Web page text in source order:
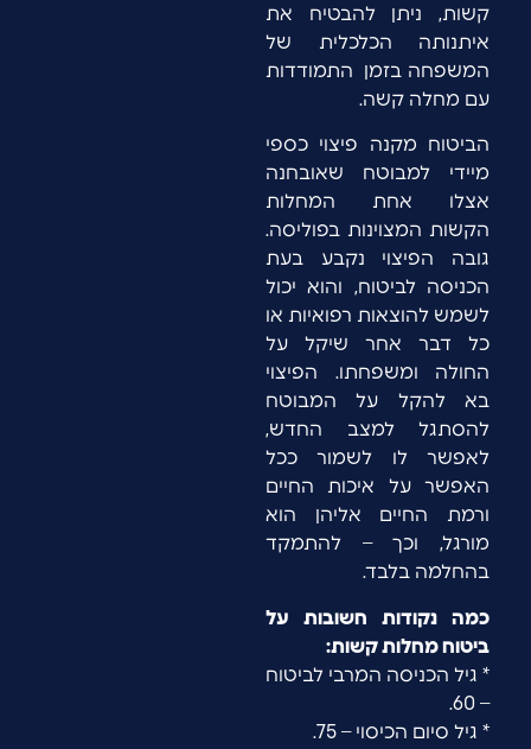
קשות, ניתן להבטיח את
איתנותה הכלכלית של
המשפחה בזמן התמודדות
עם מחלה קשה.
הביטוח מקנה פיצוי כספי
מיידי למבוטח שאובחנה
אצלו אחת המחלות
הקשות המצוינות בפוליסה.
גובה הפיצוי נקבע בעת
הכניסה לביטוח, והוא יכול
לשמש להוצאות רפואיות או
כל דבר אחר שיקל על
החולה ומשפחתו. הפיצוי
בא להקל על המבוטח
להסתגל למצב החדש,
לאפשר לו לשמור ככל
האפשר על איכות החיים
ורמת החיים אליהן הוא
מורגל, וכך – להתמקד
בהחלמה בלבד.
כמה נקודות חשובות על
ביטוח מחלות קשות:
* גיל הכניסה המרבי לביטוח
– 60.
* גיל סיום הכיסוי – 75.